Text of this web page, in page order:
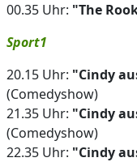
00.35 Uhr: "The
Sport1
20.15 Uhr: "Cindy
(Comedyshow)
21.35 Uhr: "Cindy
(Comedyshow)
22.35 Uhr: "Cindy